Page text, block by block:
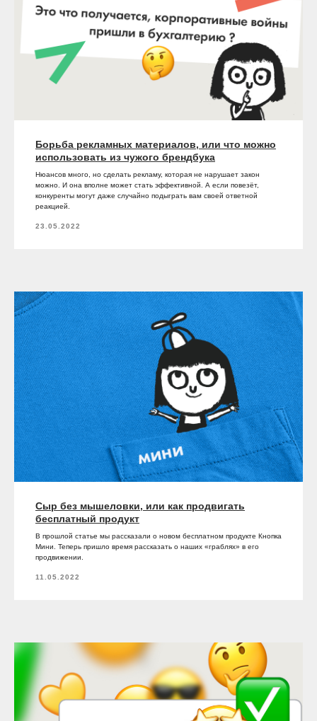
Борьба рекламных материалов, или что можно
использовать из чужого брендбука
Нюансов много, но сделать рекламу, которая не нарушает закон
можно. И она вполне может стать эффективной. А если повезёт,
конкуренты могут даже случайно подыграть вам своей ответной
реакцией.
23.05.2022
Сыр без мышеловки, или как продвигать
бесплатный продукт
В прошлой статье мы рассказали о новом бесплатном продукте Кнопка
Мини. Теперь пришло время рассказать о наших «граблях» в его
продвижении.
11.05.2022